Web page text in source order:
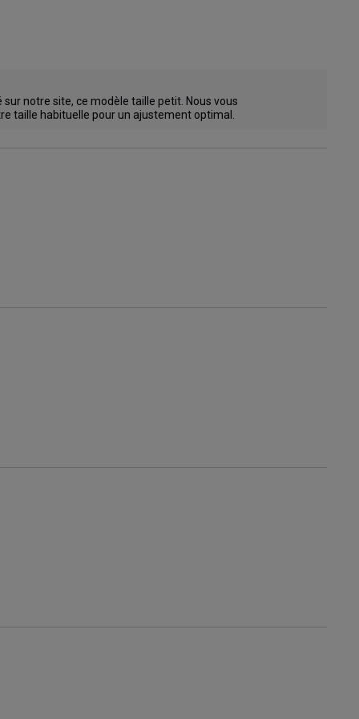
notre site, ce modèle taille petit. Nous vous
taille habituelle pour un ajustement optimal.